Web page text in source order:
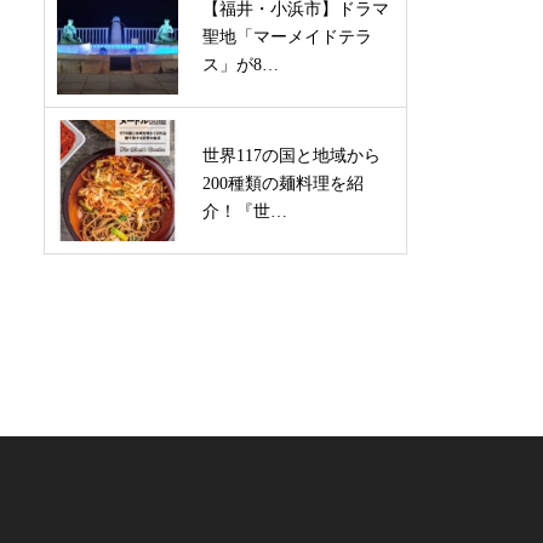
【福井・小浜市】ドラマ
聖地「マーメイドテラ
ス」が8…
世界117の国と地域から
200種類の麺料理を紹
介！『世…